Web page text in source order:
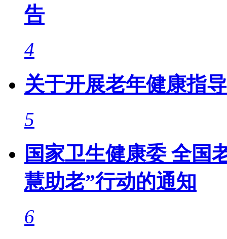
告
4
关于开展老年健康指
5
国家卫生健康委 全国
慧助老”行动的通知
6